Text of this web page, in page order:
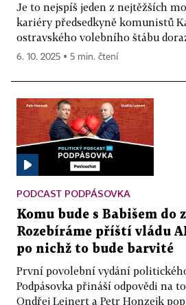
Je to nejspíš jeden z nejtěžších
kariéry předsedkyně komunistů
ostravského volebního štábu
6. 10. 2025 ▪ 5 min. čtení
PODCAST PODPÁSOVKA
Komu bude s Babišem do
Rozebíráme příští vládu
po nichž to bude barvité
První povolební vydání
Podpásovka přináší odpovědi na
Ondřej Leinert a Petr Honzejk